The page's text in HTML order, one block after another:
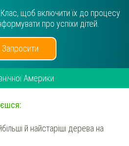
щоб включити їх до процесу
про успіхи дітей.
Запросити
Америки
й найстаріші дерева на